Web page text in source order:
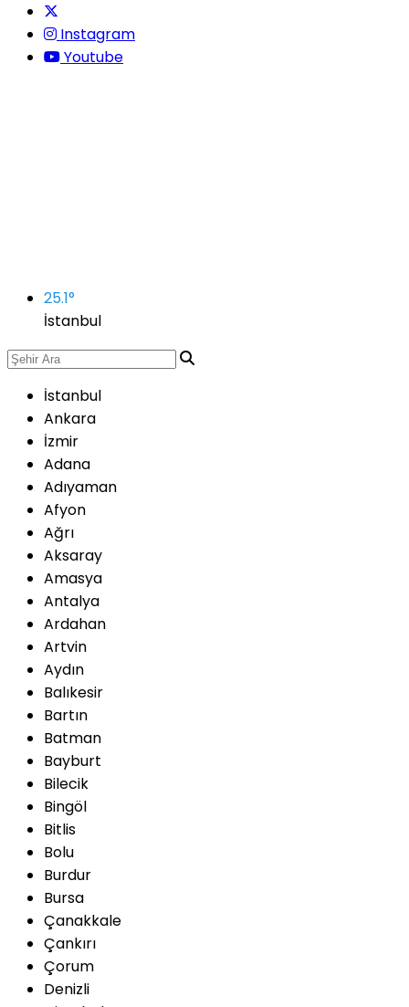
Instagram
Youtube
25.1°
İstanbul
İstanbul
Ankara
İzmir
Adana
Adıyaman
Afyon
Ağrı
Aksaray
Amasya
Antalya
Ardahan
Artvin
Aydın
Balıkesir
Bartın
Batman
Bayburt
Bilecik
Bingöl
Bitlis
Bolu
Burdur
Bursa
Çanakkale
Çankırı
Çorum
Denizli